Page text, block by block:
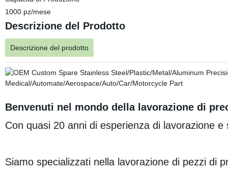
1000 pz/mese
Descrizione del Prodotto
Descrizione del prodotto
Benvenuti nel mondo della lavorazione di
Con quasi 20 anni di esperienza di lavorazione
Siamo specializzati nella lavorazione di pezzi di